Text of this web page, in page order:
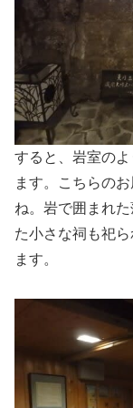
すると、岩室の
ます。こちらの
ね。岩で囲まれ
た小さな祠も祀
ます。